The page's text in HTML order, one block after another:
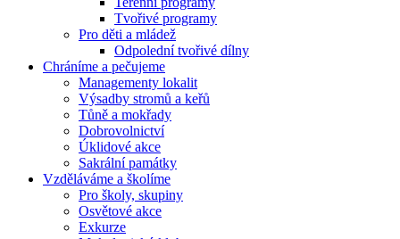
Tvořivé programy
Pro děti a mládež
Odpolední tvořivé dílny
Chráníme a pečujeme
Managementy lokalit
Výsadby stromů a keřů
Tůně a mokřady
Dobrovolnictví
Úklidové akce
Sakrální památky
Vzděláváme a školíme
Pro školy, skupiny
Osvětové akce
Exkurze